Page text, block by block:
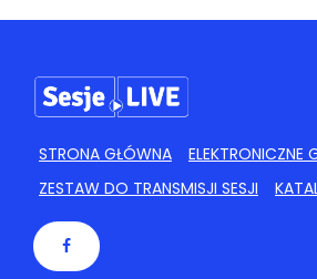
STRONA GŁÓWNA
ELEKTRONICZNE
ZESTAW DO TRANSMISJI SESJI